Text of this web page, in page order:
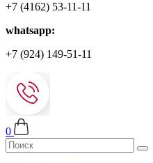
+7 (4162) 53-11-11
whatsapp:
+7 (924) 149-51-11
0